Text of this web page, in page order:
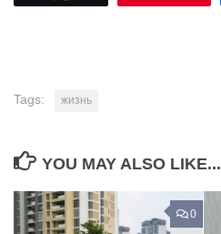
Tags: жизнь
YOU MAY ALSO LIKE...
0